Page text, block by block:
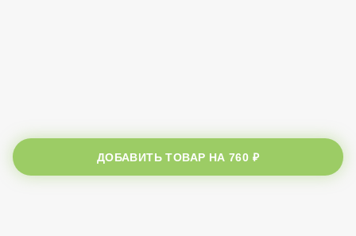
ДОБАВИТЬ ТОВАР НА760 ₽